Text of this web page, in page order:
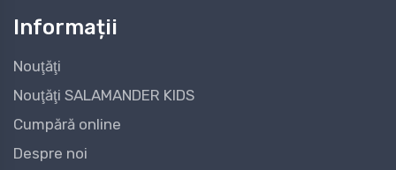
Informații
Nouţăţi
Nouţăţi SALAMANDER KIDS
Cumpără online
Despre noi